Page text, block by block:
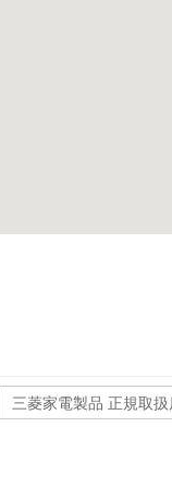
三菱家電製品 正規取扱